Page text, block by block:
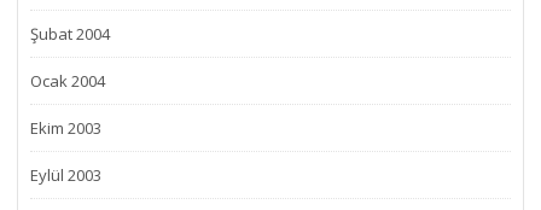
Şubat 2004
Ocak 2004
Ekim 2003
Eylül 2003